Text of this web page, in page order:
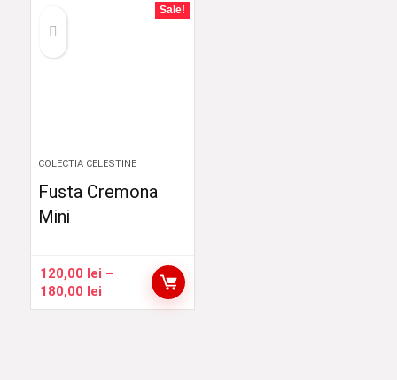
Sale!
COLECTIA CELESTINE
Fusta Cremona
Mini
120,00 lei –
180,00 leiInterval
de